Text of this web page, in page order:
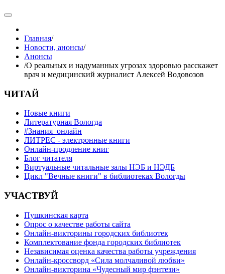
Главная/
Новости, анонсы/
Анонсы
/О реальных и надуманных угрозах здоровью расскажет
врач и медицинский журналист Алексей Водовозов
ЧИТАЙ
Новые книги
Литературная Вологда
#Знания_онлайн
ЛИТРЕС - электронные книги
Онлайн-продление книг
Блог читателя
Виртуальные читальные залы НЭБ и НЭДБ
Цикл "Вечные книги" в библиотеках Вологды
УЧАСТВУЙ
Пушкинская карта
Опрос о качестве работы сайта
Онлайн-викторины городских библиотек
Комплектование фонда городских библиотек
Независимая оценка качества работы учреждения
Онлайн-кроссворд «Сила молчаливой любви»
Онлайн-викторина «Чудесный мир фэнтези»